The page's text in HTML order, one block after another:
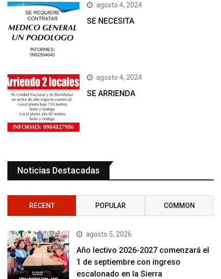
agosto 4, 2024
SE NECESITA
agosto 4, 2024
SE ARRIENDA
Noticias Destacadas
RECENT POPULAR COMMON
agosto 5, 2026
Año lectivo 2026-2027 comenzará el
1 de septiembre con ingreso
escalonado en la Sierra